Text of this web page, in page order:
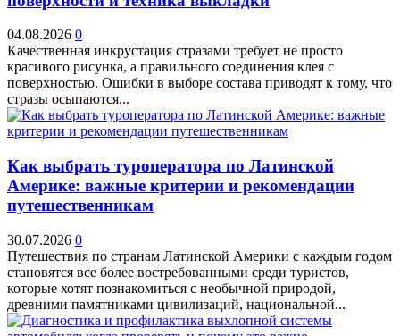
04.08.2026 0
Качественная инкрустация стразами требует не просто
красивого рисунка, а правильного соединения клея с
поверхностью. Ошибки в выборе состава приводят к тому, что
стразы осыпаются...
Как выбрать туроператора по Латинской
Америке: важные критерии и рекомендации
путешественникам
30.07.2026 0
Путешествия по странам Латинской Америки с каждым годом
становятся все более востребованными среди туристов,
которые хотят познакомиться с необычной природой,
древними памятниками цивилизаций, национальной...